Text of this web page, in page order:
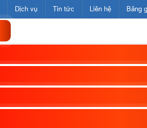
Dịch vụ Tin tức Liên hệ Bảng